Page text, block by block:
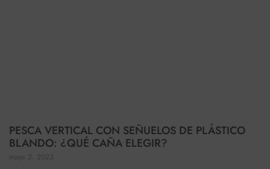
PESCA VERTICAL CON SEÑUELOS DE PLÁSTICO
BLANDO: ¿QUÉ CAÑA ELEGIR?
mayo 2, 2023